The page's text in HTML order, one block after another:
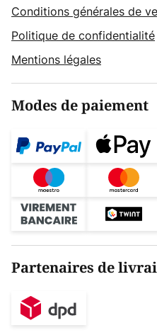
Conditions générales de
Politique de confidentialité
Mentions légales
Modes de paiement
Partenaires de